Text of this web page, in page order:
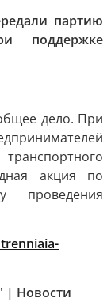
партию
поддержке
дело. При
акция по
проведения
| Новости